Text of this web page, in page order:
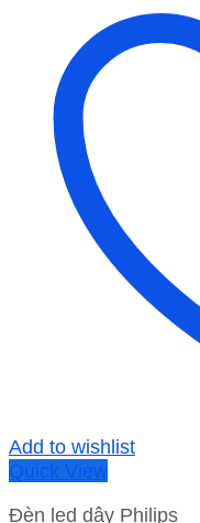
Add to wishlist
Quick View
Đèn led dây Philips